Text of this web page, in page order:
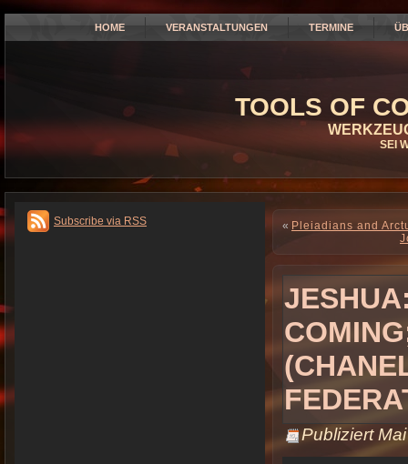
HOME VERANSTALTUNGEN TERMINE
TOOLS OF
SEI
Subscribe via RSS « Pleiadians and
Publiziert